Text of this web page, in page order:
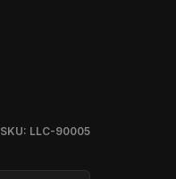
SKU: LLC-90005